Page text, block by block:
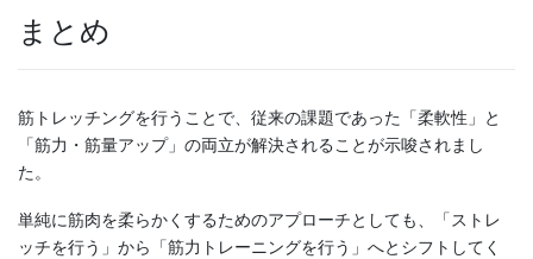
まとめ
筋トレッチングを行うことで、従来の課題であった「柔軟性」と
「筋力・筋量アップ」の両立が解決されることが示唆されまし
た。
単純に筋肉を柔らかくするためのアプローチとしても、「ストレ
ッチを行う」から「筋力トレーニングを行う」へとシフトしてく